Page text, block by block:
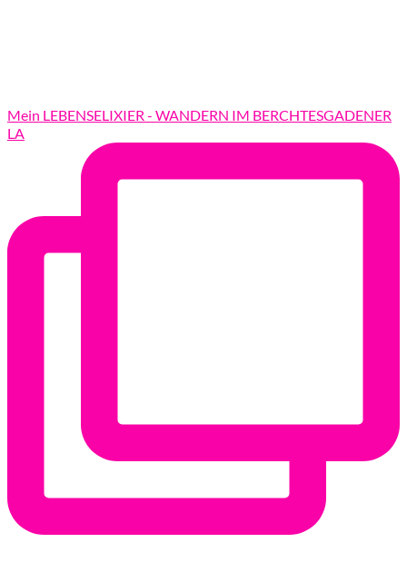
Mein LEBENSELIXIER - WANDERN IM BERCHTESGADENER
LA